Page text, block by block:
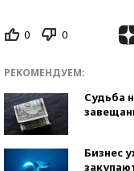
0 0
РЕКОМЕНДУЕМ:
Судьба
Бизнес